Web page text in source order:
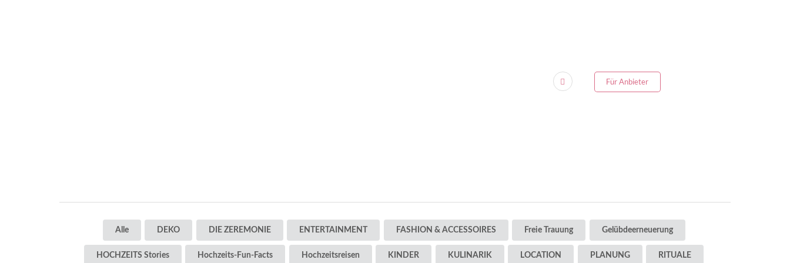
Für Anbieter
Alle DEKO DIE ZEREMONIE ENTERTAINMENT FASHION & ACCESSOIRES Freie Trauung Gelübdeerneuerung
HOCHZEITS Stories Hochzeits-Fun-Facts Hochzeitsreisen KINDER KULINARIK LOCATION PLANUNG RITUALE